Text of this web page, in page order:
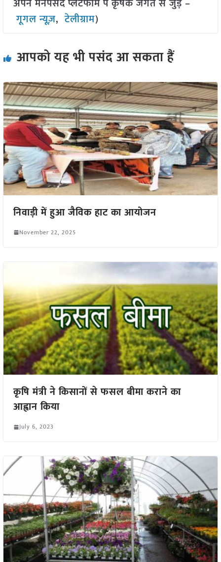
अपने मनपसंद प्लेटफॉर्म पे कृषक जगत से जुड़े –
गूगल न्यूज़,टेलीग्राम)
आपको यह भी पसंद आ सकता हैं
निवाड़ी में हुआ जैविक हाट का आयोजन
November 22, 2025
कृषि मंत्री ने किसानों से फसल बीमा कराने का
आह्वान किया
July 6, 2023